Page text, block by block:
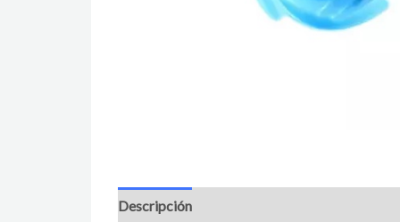
Descripción